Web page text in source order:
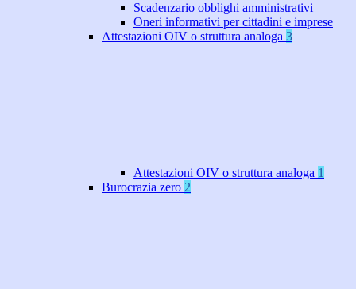
Scadenzario obblighi amministrativi
Oneri informativi per cittadini e imprese
Attestazioni OIV o struttura analoga 3
Attestazioni OIV o struttura analoga 1
Burocrazia zero 2